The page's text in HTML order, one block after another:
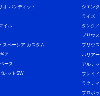
オ バンディット
イル
スペーシア カスタム
ア
ース
レットSW
シエンタ
ライズ
タンク
プリウス
プリウ
ハリアー
アルテ
ブレイド
ラクテ
プロボ